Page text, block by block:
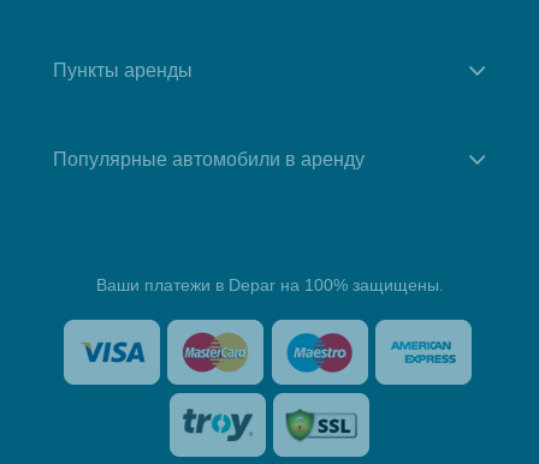
Пункты аренды
Популярные автомобили в аренду
Ваши платежи в Depar на 100% защищены.